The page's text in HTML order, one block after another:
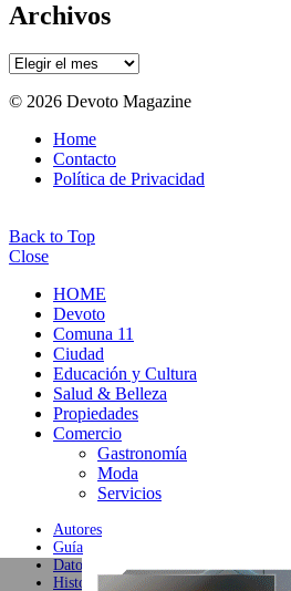
Archivos
Archivos
© 2026 Devoto Magazine
Home
Contacto
Política de Privacidad
Back to Top
Close
HOME
Devoto
Comuna 11
Ciudad
Educación y Cultura
Salud & Belleza
Propiedades
Comercio
Gastronomía
Moda
Servicios
Autores
Guía
Datos
Historial